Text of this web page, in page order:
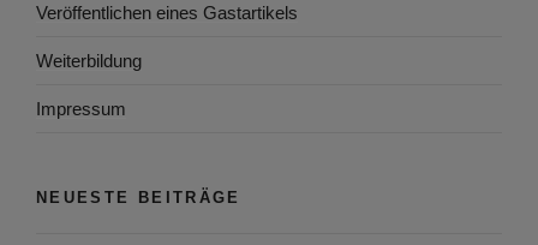
Veröffentlichen eines Gastartikels
Weiterbildung
Impressum
NEUESTE BEITRÄGE